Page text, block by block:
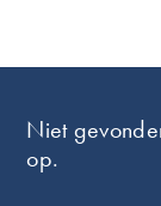
Niet
op.